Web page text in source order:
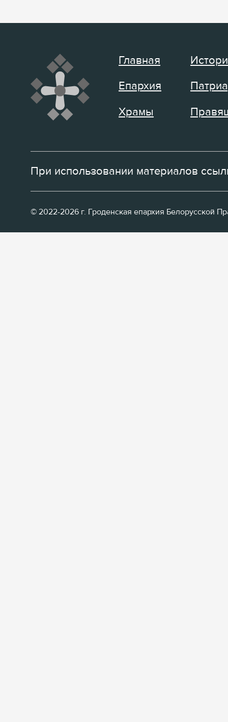
Главная
Епархия
Храмы
При использовании материалов
© 2022-2026 г. Гроденская епархия Белорусской